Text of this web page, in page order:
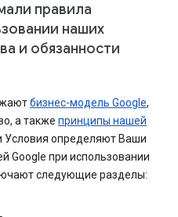
правила
наших
и обязанности
бизнес-модель Google,
а также принципы нашей
Условия определяют Ваши
Google при использовании
следующие разделы: